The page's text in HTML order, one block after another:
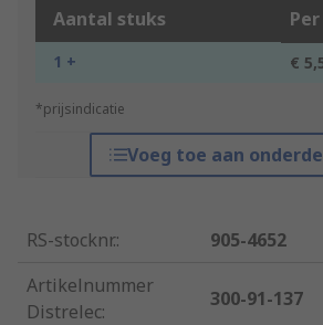
Aantal stuks
1 + €
*prijsindicatie
Voeg toe aan
RS-stocknr.:
905-4652
Artikelnummer
Distrelec:
300-91-137